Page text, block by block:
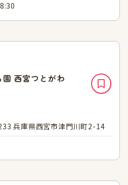
西宮つとがわ
兵庫県西宮市津門川町2-14